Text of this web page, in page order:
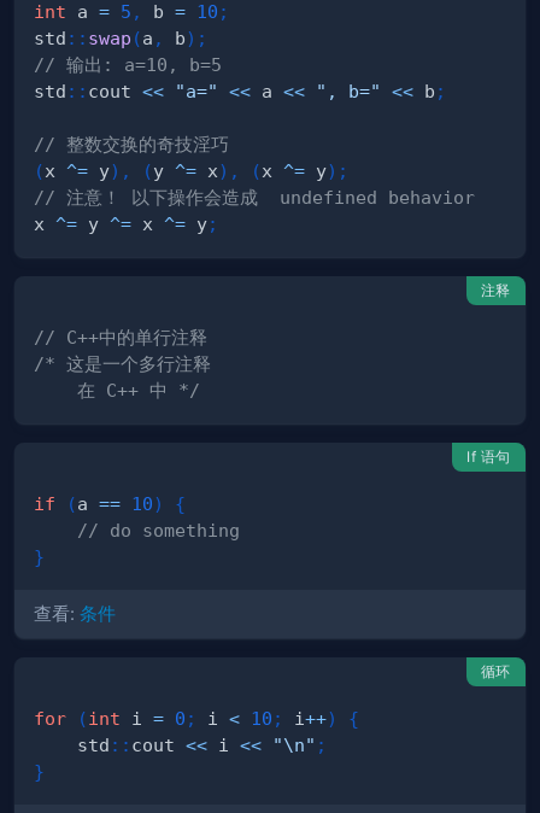
int a = 5 , b = 10 ;
std :: swap (a , b) ;
// 输出: a=10, b=5
std :: cout << "a=" << a << ", b=" << b ;
// 整数交换的奇技淫巧
(x ^= y) , (y ^= x) , (x ^= y) ;
// 注意！ 以下操作会造成  undefined behavior
x ^= y ^= x ^= y;
注释
// C++中的单行注释
    在 C++ 中 */
If 语句
if (a == 10)
{
// do something
}
查看: 条件
循环
for (int i = 0 ; i < 10 ; i++)
{
    std
:: cout << i << "\n" ;
}